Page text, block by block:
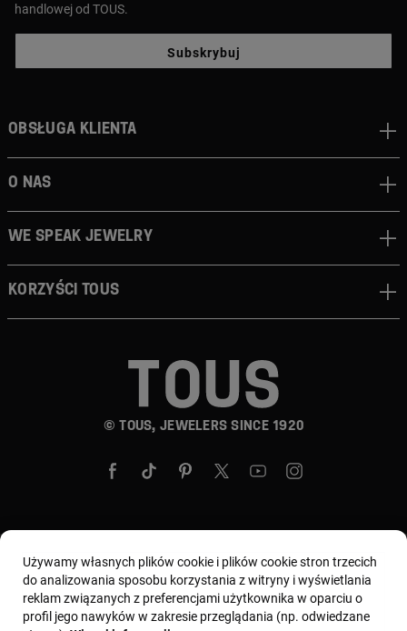
handlowej od TOUS.
Subskrybuj
© TOUS, JEWELERS SINCE 1920
Obsługa klienta
O nas
We speak jewelry
Korzyści TOUS
Wybierz kraj i walutę:Polska / Euro
Regulamin Warunki użytkowania i Polityka prywatności
Używamy własnych plików cookie i plików cookie stron trzecich
do analizowania sposobu korzystania z witryny i wyświetlania
reklam związanych z preferencjami użytkownika w oparciu o
profil jego nawyków w zakresie przeglądania (np. odwiedzane